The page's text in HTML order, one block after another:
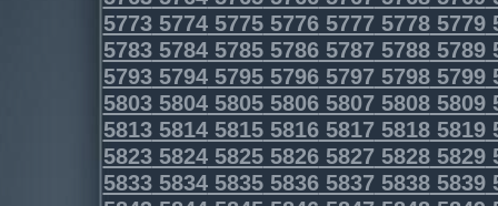
5773577457755776577757785779
5783578457855786578757885789
5793579457955796579757985799
5803580458055806580758085809
5813581458155816581758185819
5823582458255826582758285829
5833583458355836583758385839